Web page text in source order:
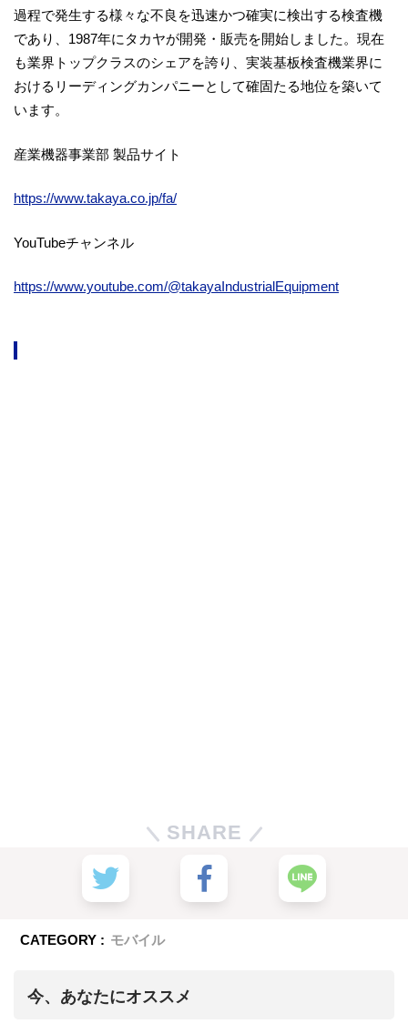
過程で発生する様々な不良を迅速かつ確実に検出する検査機
であり、1987年にタカヤが開発・販売を開始しました。現在
も業界トップクラスのシェアを誇り、実装基板検査機業界に
おけるリーディングカンパニーとして確固たる地位を築いて
います。
産業機器事業部 製品サイト
https://www.takaya.co.jp/fa/
YouTubeチャンネル
https://www.youtube.com/@takayaIndustrialEquipment
SHARE
CATEGORY : モバイル
今、あなたにオススメ